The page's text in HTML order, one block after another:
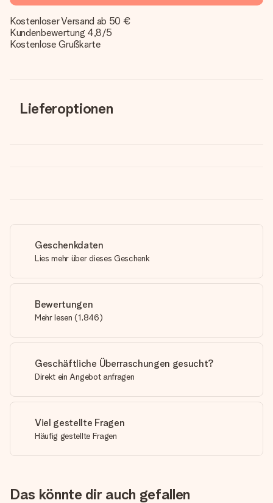
Kostenloser Versand ab 50 €
Kundenbewertung 4,8/5
Kostenlose Grußkarte
Lieferoptionen
Geschenkdaten
Lies mehr über dieses Geschenk
Bewertungen
Mehr lesen (1,846)
Geschäftliche Überraschungen gesucht?
Direkt ein Angebot anfragen
Viel gestellte Fragen
Häufig gestellte Fragen
Das könnte dir auch gefallen